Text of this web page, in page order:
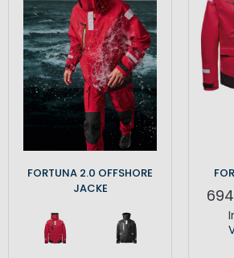
FORTUNA 2.0 OFFSHORE
JACKE